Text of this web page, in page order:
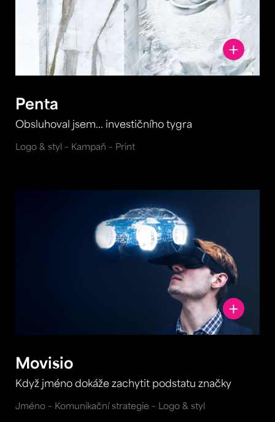
Penta
Obsluhoval jsem... investičního tygra
Logo & styl – Kampaň – Print
Movisio
Když jméno dokáže zachytit podstatu značky
Jméno – Komunikační strategie – Logo & styl